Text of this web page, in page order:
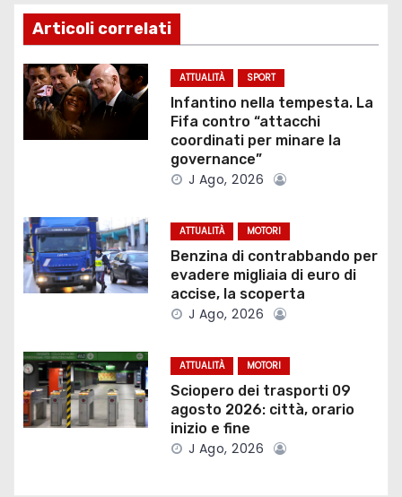
g
a
z
e
a
t
i
c
Articoli correlati
ATTUALITÀ SPORT
Infantino nella tempesta. La
Fifa contro “attacchi
coordinati per minare la
governance”
J Ago, 2026
ATTUALITÀ MOTORI
Benzina di contrabbando per
evadere migliaia di euro di
accise, la scoperta
J Ago, 2026
ATTUALITÀ MOTORI
Sciopero dei trasporti 09
agosto 2026: città, orario
inizio e fine
J Ago, 2026